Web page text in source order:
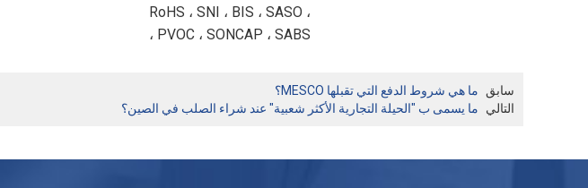
RoHS ، SNI ، BIS ، SASO ،
PVOC ، SONCAP ، SABS ،
سابق
ما هي شروط الدفع التي تقبلها MESCO؟
التالي
ما يسمى ب "الحيلة التجارية الأكثر شعبية" عند شراء الصلب في الصين؟